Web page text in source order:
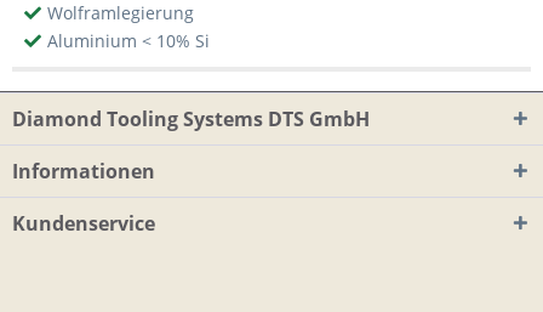
Wolframlegierung
Aluminium < 10% Si
Diamond Tooling Systems DTS GmbH
Informationen
Kundenservice